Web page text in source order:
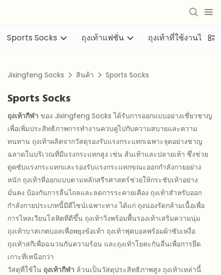
Sports Socks ถุงเท้าแฟชั่น ถุงเท้าที่ใช้งานได้
Jixingfeng Socks สินค้า Sports Socks
Sports Socks
ถุงเท้ากีฬา ของ Jixingfeng Socks ได้รับการออกแบบอย่างเชี่ยวชาญ
เพื่อเพิ่มประสิทธิภาพการทำงานควบคู่ไปกับความสบายและความ
ทนทาน ถุงเท้าผลิตจากวัสดุรองรับแรงกระแทกเฉพาะจุดอย่างชาญ
ฉลาดในบริเวณที่มีแรงกระแทกสูง เช่น ส้นเท้าและปลายเท้า ซึ่งช่วย
ดูดซับแรงกระแทกและรองรับแรงกระแทกขณะออกกำลังกายอย่าง
หนัก ถุงเท้าที่ออกแบบตามหลักสรีรศาสตร์ช่วยให้กระชับเท้าอย่าง
มั่นคง ป้องกันการลื่นไถลและลดการระคายเคือง ถุงเท้าสำหรับออก
กำลังกายประเภทนี้มีดีไซน์เฉพาะทาง ได้แก่ ถุงน่องรัดกล้ามเนื้อเพื่อ
การไหลเวียนโลหิตที่ดีขึ้น ถุงเท้าวิ่งพร้อมพื้นรองเท้าเสริมความนุ่ม
ถุงเท้าบาสเกตบอลเพื่อพยุงข้อเท้า ถุงเท้าฟุตบอลพร้อมผ้าซับเหงื่อ
ถุงเท้าสกีเพื่อฉนวนกันความร้อน และถุงเท้าโยคะกันลื่นเพื่อการยึด
เกาะที่เหนือกว่า
วัสดุที่ใช้ใน ถุงเท้ากีฬา ล้วนเป็นวัสดุประสิทธิภาพสูง ถุงเท้าเหล่านี้